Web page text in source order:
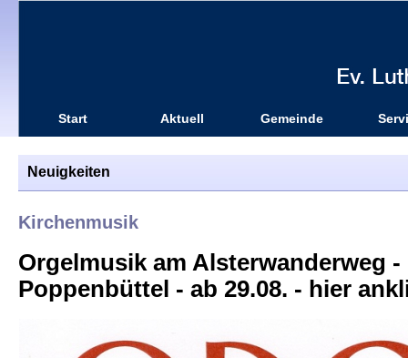
Start Aktuell Gemeinde
Neuigkeiten
Kirchenmusik
Orgelmusik am Alsterwanderweg
Poppenbüttel - ab 29.08. - hier